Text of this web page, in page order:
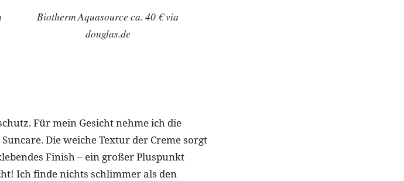
Biotherm Aquasource ca. 40 € via
douglas.de
Für mein Gesicht nehme ich die
Die weiche Textur der Creme sorgt
Finish – ein großer Pluspunkt
Ich finde nichts schlimmer als den